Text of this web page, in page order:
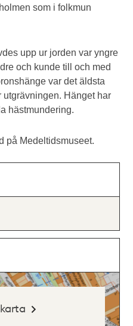
som i folkmun
upp ur jorden var yngre
och kunde till och med
var det äldsta
utgrävningen. Hänget har
hästmundering.
på Medeltidsmuseet.